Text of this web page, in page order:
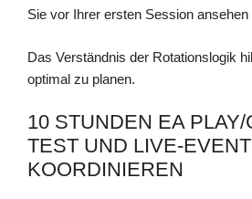
Sie vor Ihrer ersten Session ansehen
Das Verständnis der Rotationslogik
optimal zu planen.
10 STUNDEN EA
TEST UND LIVE-
KOORDINIEREN